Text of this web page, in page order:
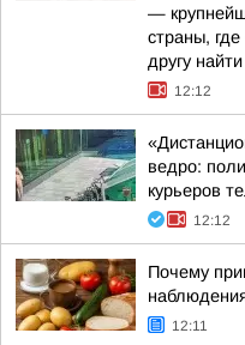
—
страны,
другу
12:12
ведро:
курьеров
12:12
Почему
12:11